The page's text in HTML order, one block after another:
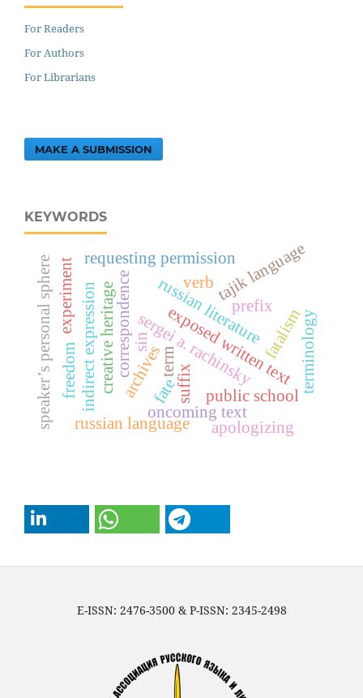
For Readers
For Authors
For Librarians
MAKE A SUBMISSION
KEYWORDS
russian literature
sergei a. rachinsky
public school
correspondence
creative heritagearchivesexposed written text
oncoming text
tajik language
russian language
terminology
term
suffix
prefix
indirect expression
requesting permission
apologizing
fatalism
experiment
fate
sin
freedom
speaker’s personal sphere verb
E-ISSN: 2476-3500 & P-ISSN: 2345-2498